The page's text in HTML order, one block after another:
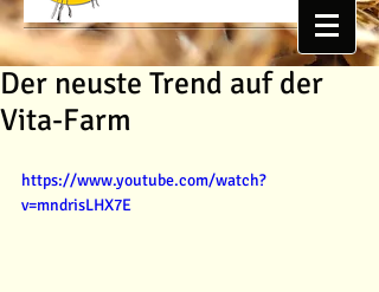
Der neuste Trend auf der
Vita-Farm
https://www.youtube.com/watch?
v=mndrisLHX7E